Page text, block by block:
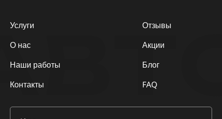
Услуги
О нас
Наши работы
Контакты
Отзывы
Акции
Блог
FAQ